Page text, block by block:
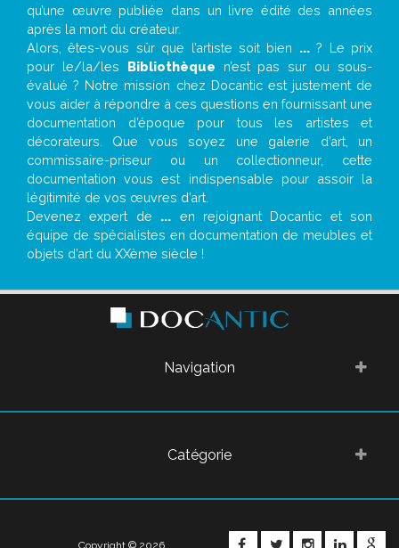
qu’une œuvre publiée dans un livre édité des années
après la mort du créateur.
Alors, êtes-vous sûr que l’artiste soit bien ...? Le prix
pour le/la/les Bibliothèque n’est pas sur ou sous-
évalué ? Notre mission chez Docantic est justement de
vous aider à répondre à ces questions en fournissant une
documentation d’époque pour tous les artistes et
décorateurs. Que vous soyez une galerie d’art, un
commissaire-priseur ou un collectionneur, cette
documentation vous est indispensable pour assoir la
légitimité de vos œuvres d’art.
Devenez expert de ... en rejoignant Docantic et son
équipe de spécialistes en documentation de meubles et
objets d’art du XXème siècle !
Navigation
Catégorie
Copyright © 2026